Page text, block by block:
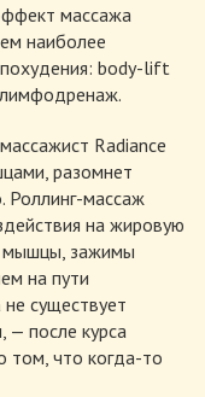
массажа
наиболее
body-lift
Radiance
разомнет
Роллинг-массаж
на жировую
мышцы, зажимы
на пути
существует
— после курса
том, что когда-то